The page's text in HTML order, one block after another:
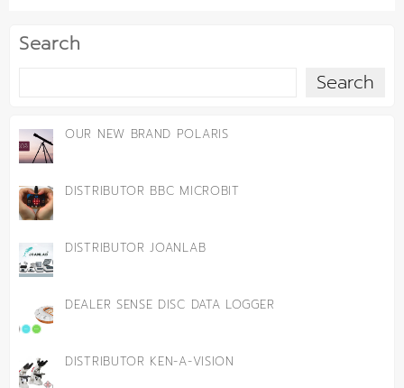
Search
Search
OUR NEW BRAND POLARIS
DISTRIBUTOR BBC MICROBIT
DISTRIBUTOR JOANLAB
DEALER SENSE DISC DATA LOGGER
DISTRIBUTOR KEN-A-VISION